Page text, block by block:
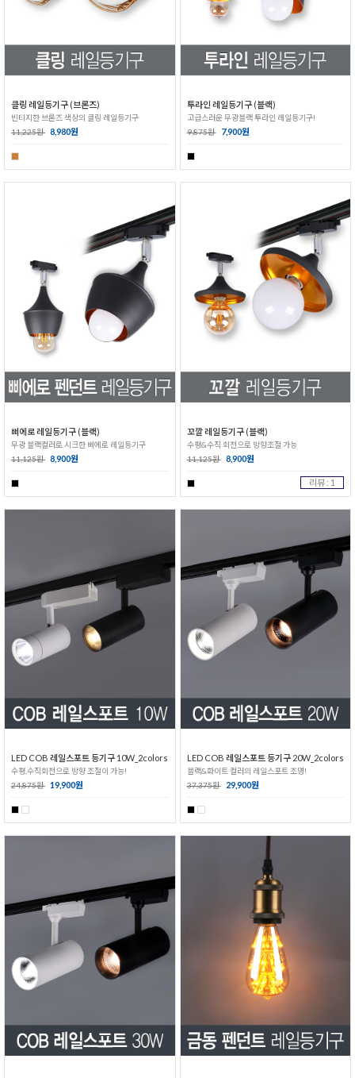
클링 레일등기구 (브론즈)
빈티지한 브론즈 색상의 클링 레일등기구
11,225원 8,980원
투라인 레일등기구 (블랙)
고급스러운 무광블랙 투라인 레일등기구!
9,875원
7,900원
삐에로 레일등기구 (블랙)
무광 블랙컬러로 시크한 삐에로 레일등기구
11,125원 8,900원
꼬깔 레일등기구 (블랙)
수평&수직 회전으로 방향조절 가능
11,125원 8,900원
리뷰 : 1
LED COB 레일스포트 등기구 10W_2colors
수평,수직회전으로 방향 조절이 가능!
24,875원 19,900원
LED COB 레일스포트 등기구 20W_2colors
블랙&화이트 컬러의 레일스포트 조명!
37,375원
29,900원